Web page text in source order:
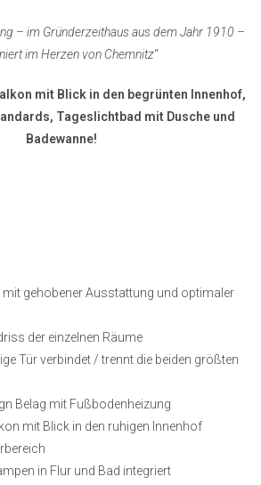
– im Gründerzeithaus aus dem Jahr 1910 –
im Herzen von Chemnitz“
mit Blick in den begrünten Innenhof,
Tageslichtbad mit Dusche und
Badewanne!
gehobener Ausstattung und optimaler
der einzelnen Räume
Tür verbindet / trennt die beiden größten
Belag mit Fußbodenheizung
mit Blick in den ruhigen Innenhof
in Flur und Bad integriert